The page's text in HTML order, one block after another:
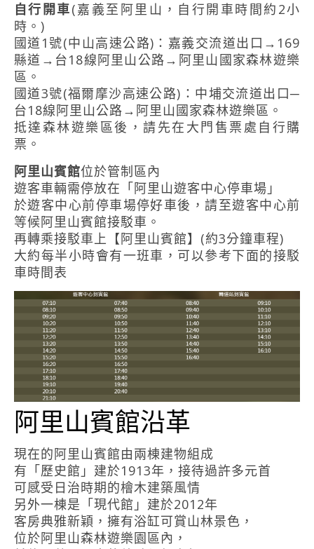
自行開車(嘉義至阿里山，自行開車時間約2小
時。)
國道1號(中山高速公路)：嘉義交流道出口→169
縣道→台18線阿里山公路→阿里山國家森林遊樂
區。
國道3號(福爾摩沙高速公路)：中埔交流道出口─
台18線阿里山公路→阿里山國家森林遊樂區。
抵達森林遊樂區後，請先在大門售票處自行購
票。
阿里山賓館位於管制區內
遊客車輛需停放在「阿里山遊客中心停車場」
於遊客中心前停車場停好車後，請至遊客中心前
等候阿里山賓館接駁車。
再轉乘接駁車上【阿里山賓館】(約3分鐘車程)
大約每半小時會有一班車，可以參考下面的接駁
車時間表
阿里山賓館沿革
現在的阿里山賓館由兩棟建物組成
有「歷史館」建於1913年，接待過許多元首
可感受日治時期的檜木建築風情
另外一棟是「現代館」建於2012年
客房典雅新穎，擁有浴缸可賞山林景色，
位於阿里山森林遊樂園區內，